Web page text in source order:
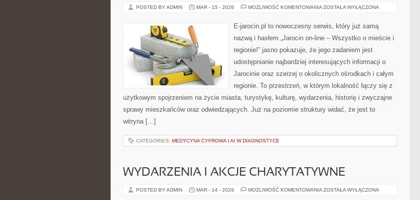
POSTED BY ADMIN MAR - 15 - 2026 MOŻLIWOŚĆ KOMENTOWANIA GOSTYŃ
ZOSTAŁA WYŁĄCZONA
E-jarocin.pl to nowoczesny serwis, który już samą
nazwą i hasłem „Jarocin on-line – Wszystko o mieście i
regionie!” jasno pokazuje, że jego zadaniem jest
udostępnianie najbardziej interesujących informacji o
Jarocinie oraz szerzej o okolicznych ośrodkach i całym
regionie. To przestrzeń, w którym lokalność łączy się z
użytkowym spojrzeniem na życie miasta, turystykę, kulturę, wydarzenia, historię i zwyczajne
sprawy mieszkańców oraz odwiedzających. Już na poziomie struktury widać, że jest to
witryna […]
CATEGORIES: MEDYCYNA CYFROWA I AI W DIAGNOSTYCE
WYDARZENIA I AKCJE CHARYTATYWNE
POSTED BY ADMIN MAR - 14 - 2026 MOŻLIWOŚĆ KOMENTOWANIA WYDARZENIA
ZOSTAŁA WYŁĄCZONA